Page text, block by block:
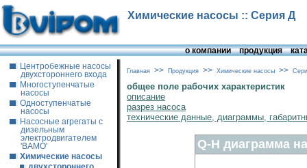
Химические насосы :: Серия Д
о компании продукция
Центробежные насосы
двухстороннего входа
Многоступенчатые
насосы
Одноступенчатые
насосы
Насосные агрегаты с
дизельным
электродвигателем
'ВАМО'
Химические насосы
Главная >> Продукция >> Химические насосы >>
общее поле рабочих характеристик
описание
разрез насоса
технические данные, диаграммы,
Q-H диаграмма